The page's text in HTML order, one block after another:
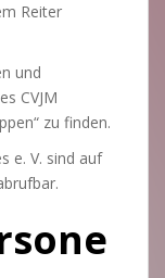
Reiter
und
CVJM
zu finden.
e. V. sind auf